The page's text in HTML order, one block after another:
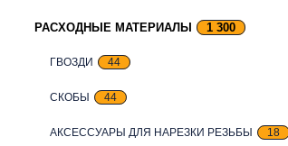
РАСХОДНЫЕ МАТЕРИАЛЫ 1 300
ГВОЗДИ 44
СКОБЫ 44
АКСЕССУАРЫ ДЛЯ НАРЕЗКИ РЕЗЬБЫ 18